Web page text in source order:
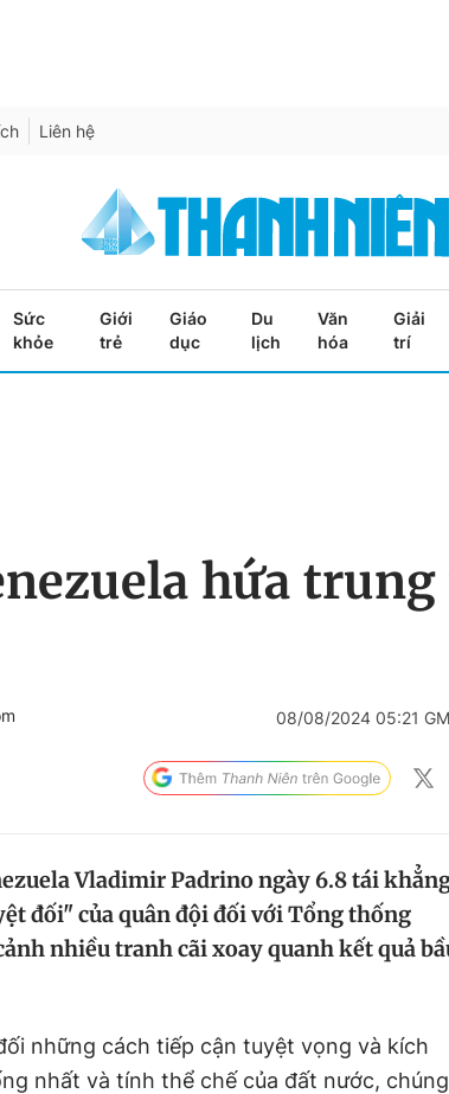
Liên hệ
Sức
khỏe
Giới
trẻ
Giáo
dục
Du
lịch
Văn
hóa
Giải
trí
hứa
08/08/2024 05:21
Vladimir Padrino ngày 6.8 tái
đối" của quân đội đối với Tổng thống
nhiều tranh cãi xoay quanh kết quả
những cách tiếp cận tuyệt vọng và kích
nhất và tính thể chế của đất nước,